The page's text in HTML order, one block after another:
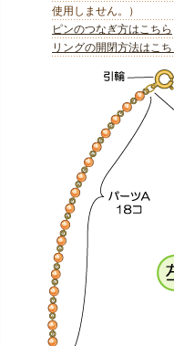
使用しません。）
ピンのつなぎ方はこちら
リングの開閉方法はこち